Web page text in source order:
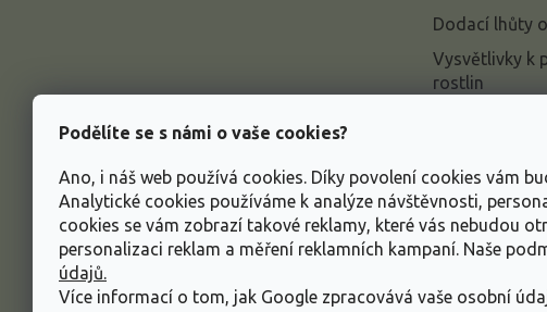
Podělíte se s námi o vaše cookies?
Ano, i náš web používá cookies. Díky povolení cookies vám
Analytické cookies používáme k analýze návštěvnosti,
cookies se vám zobrazí takové reklamy, které vás nebudou
personalizaci reklam a měření reklamních kampaní. Naše
údajů.
Více informací o tom, jak Google zpracovává vaše osobní
Dodací lhůty
Vysvětlivky k
rostlin
Informace o
údajů
Obchodní